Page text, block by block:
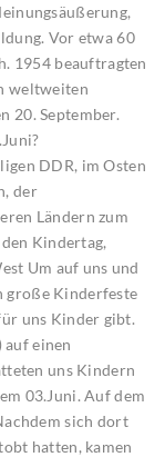
Vor etwa 60
1954 beauftragten
weltweiten
20. September.
DDR, im Osten
der
Ländern zum
Kindertag,
Um auf uns und
große Kinderfeste
uns Kinder gibt.
einen
uns Kindern
03.Juni. Auf dem
sich dort
hatten, kamen